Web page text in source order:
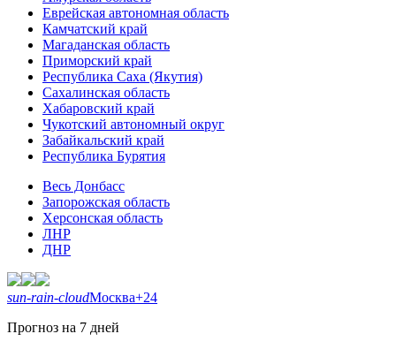
Еврейская автономная область
Камчатский край
Магаданская область
Приморский край
Республика Саха (Якутия)
Сахалинская область
Хабаровский край
Чукотский автономный округ
Забайкальский край
Республика Бурятия
Весь Донбасс
Запорожская область
Херсонская область
ЛНР
ДНР
sun-rain-cloudМосква+24
Прогноз на 7 дней